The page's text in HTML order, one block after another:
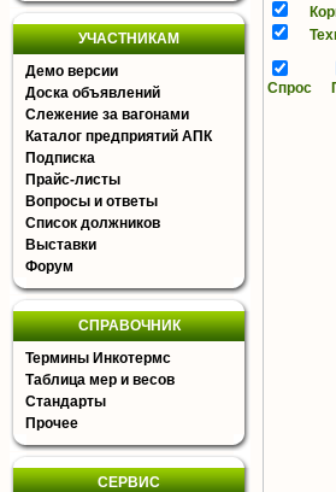
УЧАСТНИКАМ
Демо версии
Доска объявлений
Слежение за вагонами
Каталог предприятий АПК
Подписка
Прайс-листы
Вопросы и ответы
Список должников
Выставки
Форум
СПРАВОЧНИК
Термины Инкотермс
Таблица мер и весов
Стандарты
Прочее
СЕРВИС
Спрос